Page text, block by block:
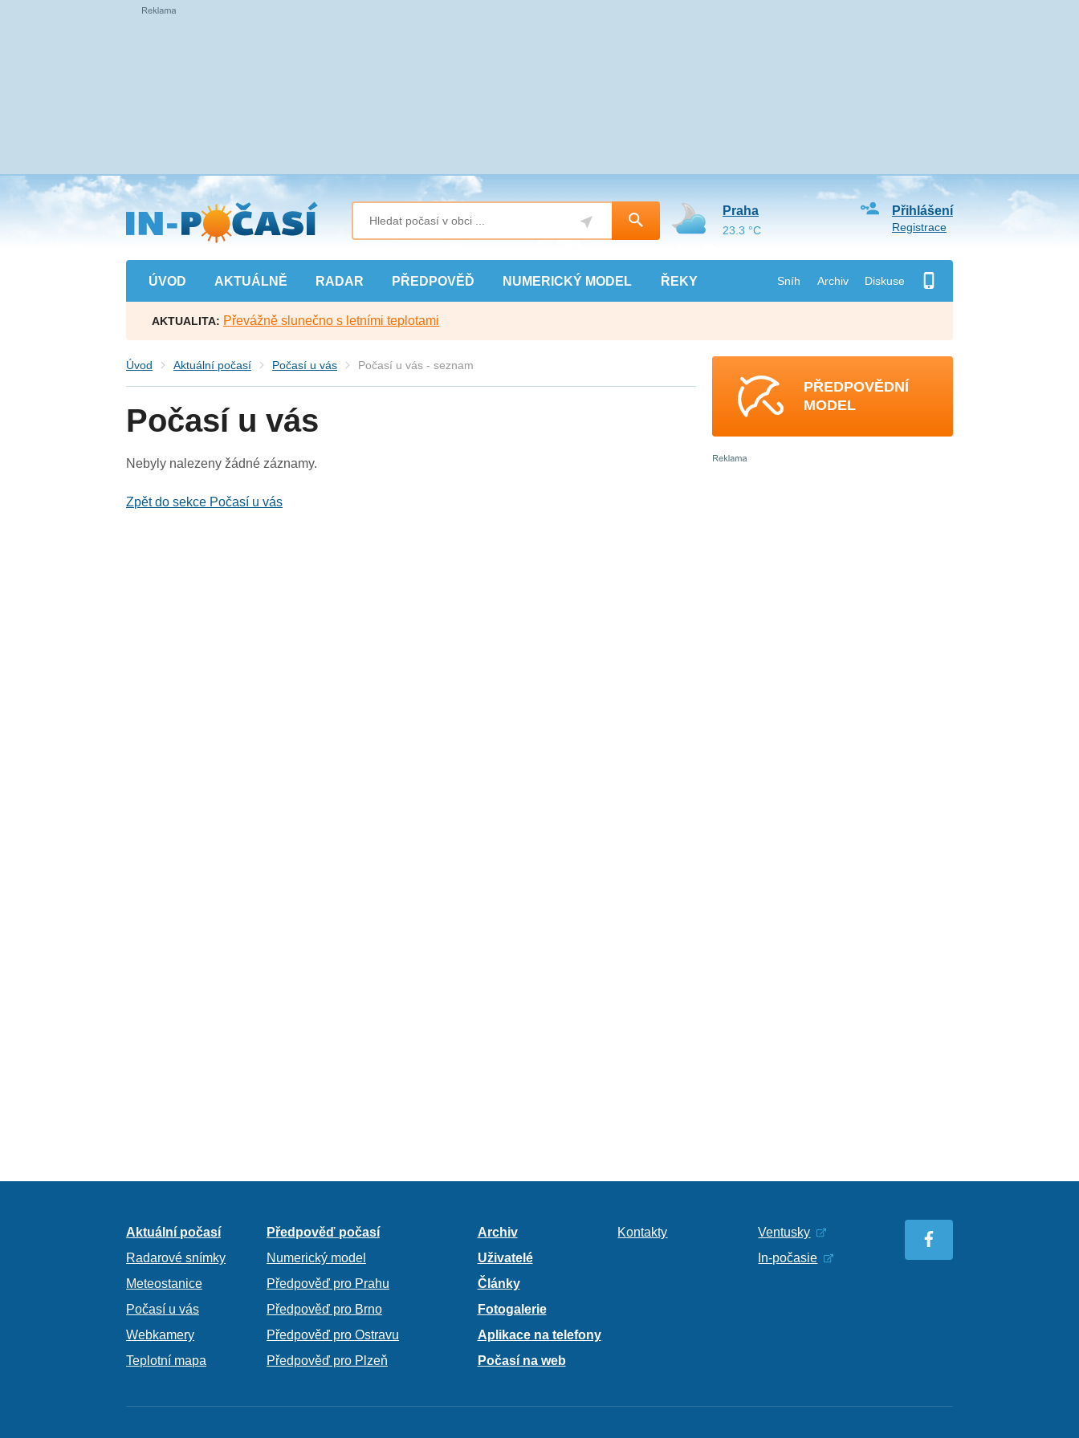
Přejít
na
hlavní
obsah
ÚVOD AKTUÁLNĚ RADAR PŘEDPOVĚĎ NUMERICKÝ MODEL ŘEKY Sníh Archiv Diskuse
Přihlášení
Registrace
Praha
23.3 °C
AKTUALITA: Převážně slunečno s letními teplotami
Úvod Aktuální počasí Počasí u vás Počasí u vás - seznam
Počasí u vás
Nebyly nalezeny žádné záznamy.
Zpět do sekce Počasí u vás
PŘEDPOVĚDNÍ
MODEL
Aktuální počasí
Radarové snímky
Meteostanice
Počasí u vás
Webkamery
Teplotní mapa
Předpověď počasí
Numerický model
Předpověď pro Prahu
Předpověď pro Brno
Předpověď pro Ostravu
Předpověď pro Plzeň
Archiv
Uživatelé
Články
Fotogalerie
Aplikace na telefony
Počasí na web
Kontakty
Ventusky
In-počasie